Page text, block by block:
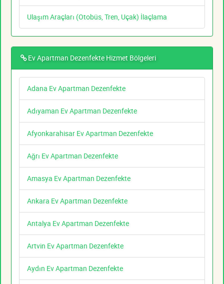
Ulaşım Araçları (Otobüs, Tren, Uçak) İlaçlama
Ev Apartman Dezenfekte Hizmet Bölgeleri
Adana Ev Apartman Dezenfekte
Adıyaman Ev Apartman Dezenfekte
Afyonkarahisar Ev Apartman Dezenfekte
Ağrı Ev Apartman Dezenfekte
Amasya Ev Apartman Dezenfekte
Ankara Ev Apartman Dezenfekte
Antalya Ev Apartman Dezenfekte
Artvin Ev Apartman Dezenfekte
Aydın Ev Apartman Dezenfekte